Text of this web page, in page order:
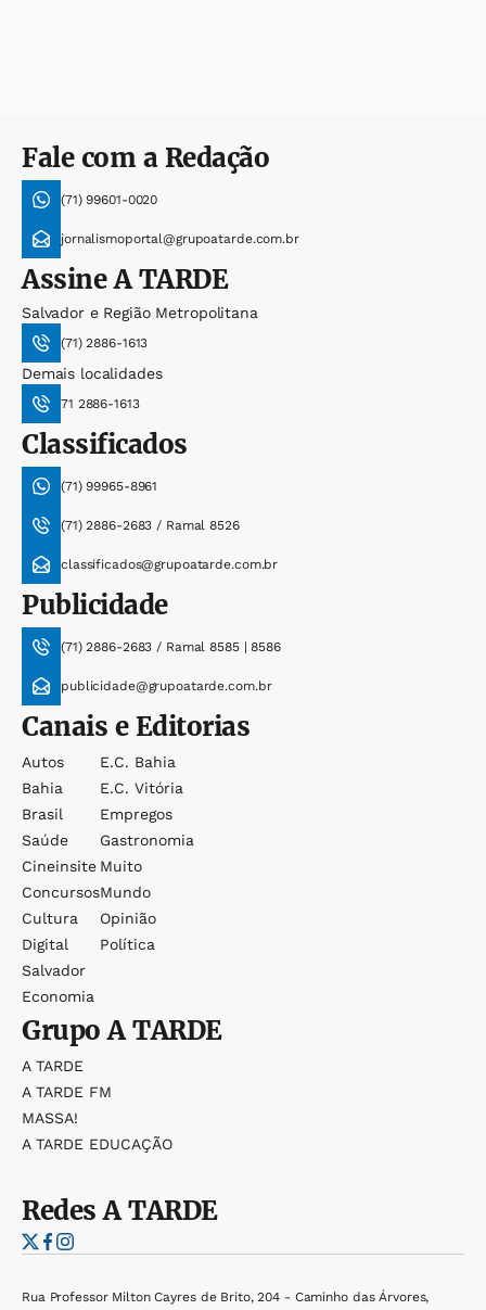
Fale com a Redação
(71) 99601-0020
jornalismoportal@grupoatarde.com.br
AssineA TARDE
Salvador e Região Metropolitana
(71) 2886-1613
Demais localidades
71 2886-1613
Classificados
(71) 99965-8961
(71) 2886-2683 / Ramal 8526
classificados@grupoatarde.com.br
Publicidade
(71) 2886-2683 / Ramal 8585 | 8586
publicidade@grupoatarde.com.br
Canais e Editorias
Autos
Bahia
Brasil
Saúde
Cineinsite
Concursos
Cultura
Digital
Salvador
Economia
E.c. Bahia
E.c. Vitória
Empregos
Gastronomia
Muito
Mundo
Opinião
Política
GrupoA TARDE
A TARDE
A TARDE FM
MASSA!
A TARDE EDUCAÇÃO
RedesA TARDE
Rua Professor Milton Cayres de Brito, 204 - Caminho das Árvores,